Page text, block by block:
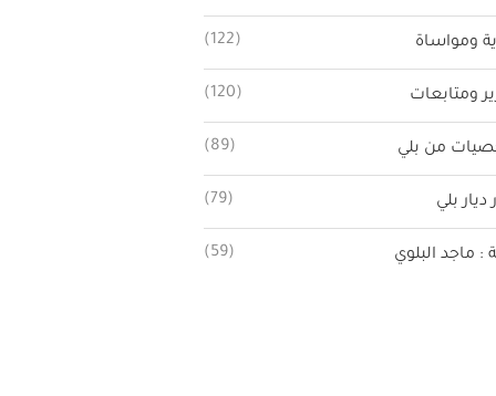
ومواساة (122)
ومتابعات (120)
من بلي (89)
ديار بلي (79)
: ماجد البلوي (59)